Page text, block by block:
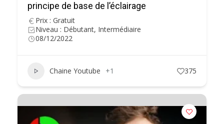
principe de base de l’éclairage
Prix : Gratuit
Niveau : Débutant, Intermédiaire
08/12/2022
Chaine Youtube +1 375